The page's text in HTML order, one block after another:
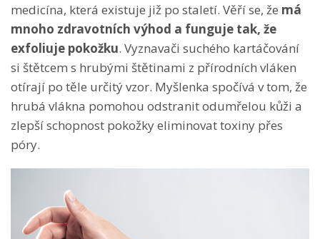
medicína, která existuje již po staletí. Věří se, že má
mnoho zdravotních výhod a funguje tak, že
exfoliuje pokožku. Vyznavači suchého kartáčování
si štětcem s hrubými štětinami z přírodních vláken
otírají po těle určitý vzor. Myšlenka spočívá v tom, že
hrubá vlákna pomohou odstranit odumřelou kůži a
zlepší schopnost pokožky eliminovat toxiny přes
póry.